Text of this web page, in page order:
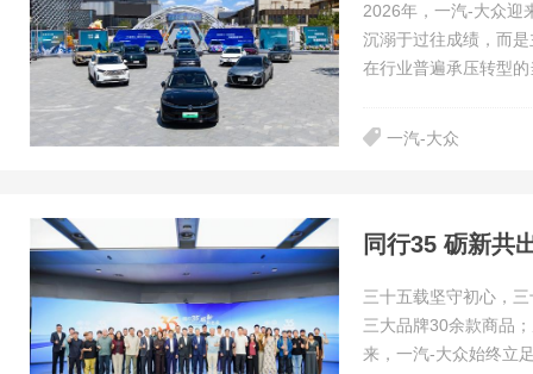
2026年，一汽-大众迎
沉溺于过往成绩，而
在行业普遍承压转型
一汽-大众
三十五载坚守初心，
三大品牌30余款商品
来，一汽-大众始终立